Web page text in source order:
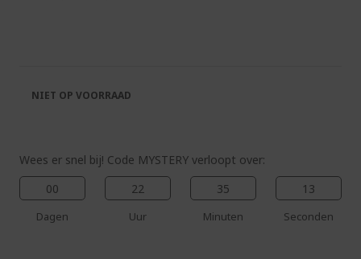
afbeeldingen-
gallerij
afbeeldingen-
Wees er snel bij! Code MYSTERY verloopt over:
00
Dagen
22
Uur
35
Minuten
12
Seconden
NIET OP VOORRAAD